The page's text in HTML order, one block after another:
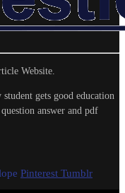
Website.
gets good education
answer and pdf
Pinterest Tumblr